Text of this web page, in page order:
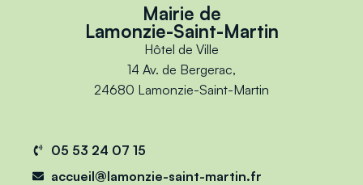
Mairie de
Lamonzie-Saint-Martin
Hôtel de Ville
14 Av. de Bergerac,
24680 Lamonzie-Saint-Martin
05 53 24 07 15
accueil@lamonzie-saint-martin.fr